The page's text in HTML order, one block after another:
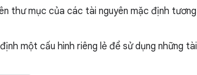
thư mục của các tài nguyên mặc định
một cấu hình riêng lẻ để sử dụng những